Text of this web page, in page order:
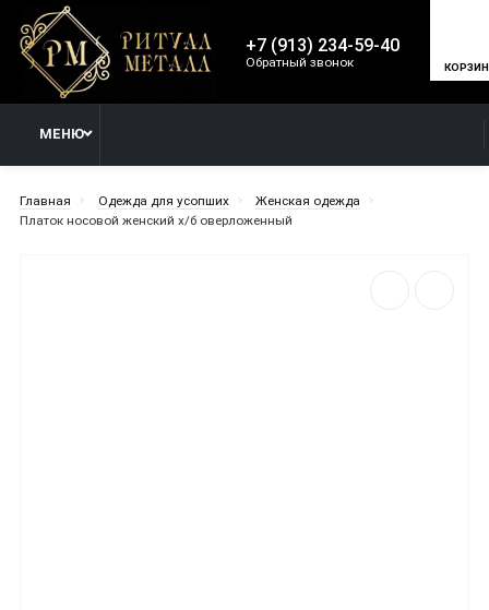
+7 (913) 234-59-40
Обратный звонок
МЕНЮ
Главная Одежда для усопших
Женская одежда
Платок носовой женский х/б оверложенный